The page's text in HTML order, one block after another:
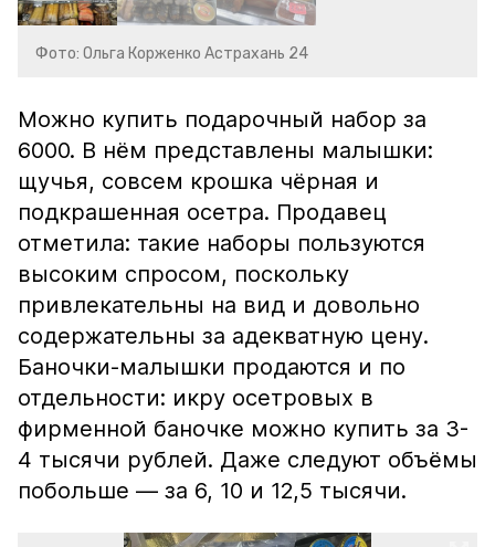
Фото: Ольга Корженко Астрахань 24
Можно купить подарочный набор за
6000. В нём представлены малышки:
щучья, совсем крошка чёрная и
подкрашенная осетра. Продавец
отметила: такие наборы пользуются
высоким спросом, поскольку
привлекательны на вид и довольно
содержательны за адекватную цену.
Баночки-малышки продаются и по
отдельности: икру осетровых в
фирменной баночке можно купить за 3-
4 тысячи рублей. Даже следуют объёмы
побольше — за 6, 10 и 12,5 тысячи.